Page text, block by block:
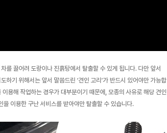
를 끌어려 도랑이나 진흙탕에서 탈출할 수 있게 됩니다. 다만 앞서
하기 위해서는 앞서 말씀드린 ‘견인 고리’가 반드시 있어야만 가능합
용해 작업하는 경우가 대부분이기 때문에, 모종의 사유로 해당 견인
이용한 구난 서비스를 받아야만 탈출할 수 있습니다.